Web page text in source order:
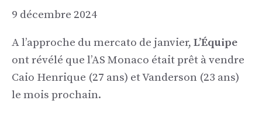
9 décembre 2024
A l’approche du mercato de janvier, L’Équipe
ont révélé que l’AS Monaco était prêt à vendre
Caio Henrique (27 ans) et Vanderson (23 ans)
le mois prochain.